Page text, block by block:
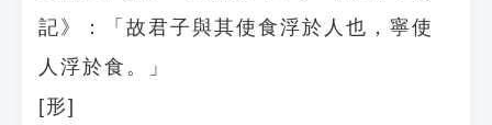
記》：「故君子與其使食浮於人也，寧使
人浮於食。」
[形]